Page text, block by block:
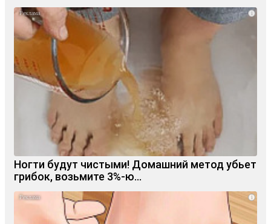
i
Ногти будут чистыми! Домашний метод убьет
грибок, возьмите 3%-ю…
i